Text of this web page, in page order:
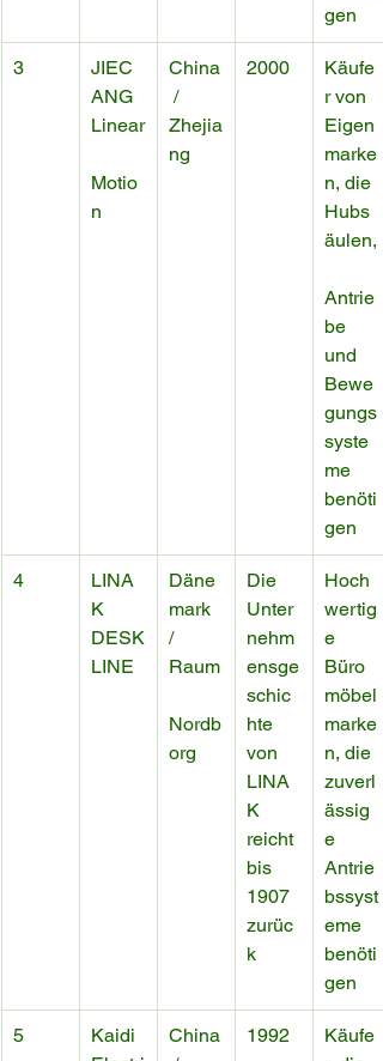
gen
3
JIEC
ANG
Linear
Motio
n
China
/
Zhejia
ng
2000
Käufe
r von
Eigen
marke
n, die
Hubs
äulen,
Antrie
be
und
Bewe
gungs
syste
me
benöti
gen
4
LINA
K
DESK
LINE
Däne
mark
/
Raum
Nordb
org
Die
Unter
nehm
ensge
schic
hte
von
LINA
K
reicht
bis
1907
zurüc
k
Hoch
wertig
e
Büro
möbel
marke
n, die
zuverl
ässig
e
Antrie
bssyst
eme
benöti
gen
5
Kaidi
China
1992
Käufe